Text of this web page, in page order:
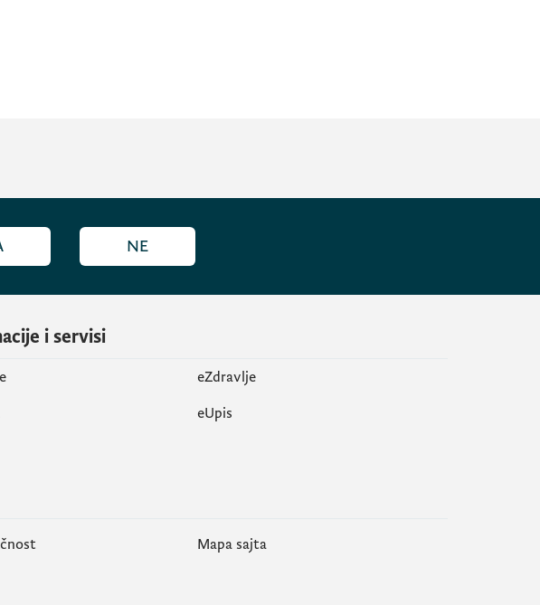
NE
i servisi
eZdravlje
еUpis
Mapa sajta